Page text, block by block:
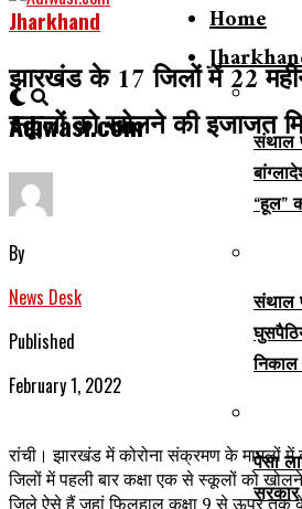
Adiwasi.com
Home
संथाल
“हूल”
संथाल
पेसा
सरकार
Jharkhand
झारखंड के 17 जिलों में 22
स्कूलों को खोलने की इजाजत
By
News Desk
Published
February 1, 2022
रांची। झारखंड में कोरोना संक्रमण के मामलों
जिलों में पहली बार कक्षा एक से स्कूलों को
जिले ऐसे हैं जहां फिलहाल कक्षा 9 से ऊपर